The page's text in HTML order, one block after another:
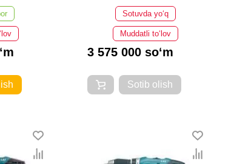
BTP141RFE
Sotuvda yo‘q
Muddatli to‘lov
3 575 000 so‘m
Sotib olish